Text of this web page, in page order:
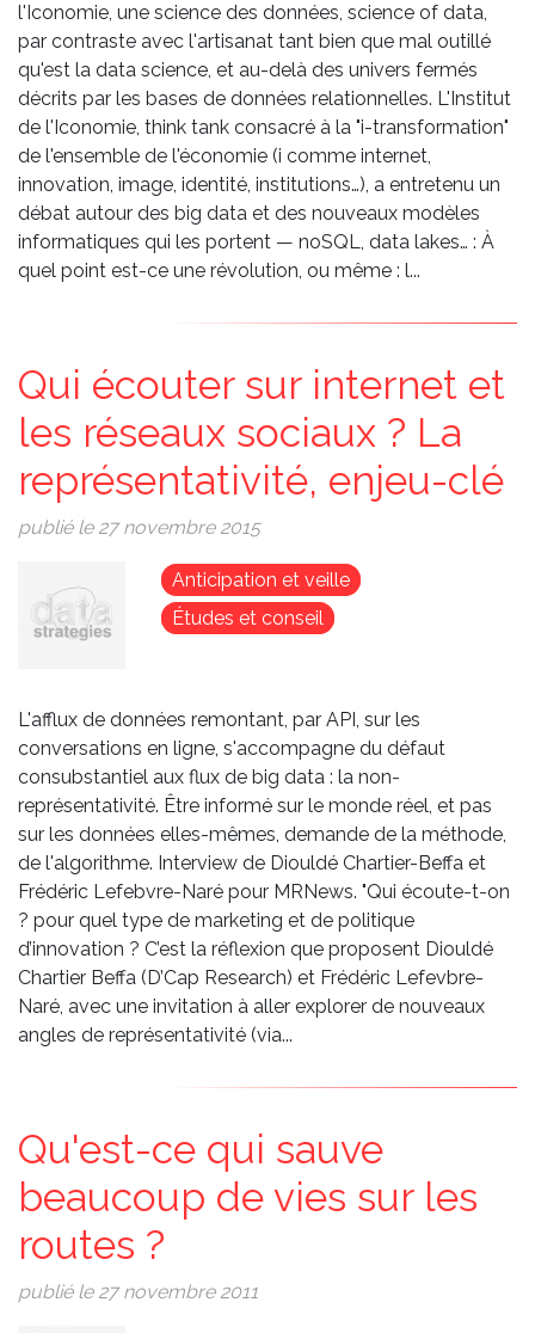
l'Iconomie, une science des données, science of data,
par contraste avec l'artisanat tant bien que mal outillé
qu'est la data science, et au-delà des univers fermés
décrits par les bases de données relationnelles. L'Institut
de l'Iconomie, think tank consacré à la "i-transformation"
de l'ensemble de l'économie (i comme internet,
innovation, image, identité, institutions…), a entretenu un
débat autour des big data et des nouveaux modèles
informatiques qui les portent — noSQL, data lakes… : À
quel point est-ce une révolution, ou même : l...
Qui écouter sur internet et
les réseaux sociaux ? La
représentativité, enjeu-clé
publié le 27 novembre 2015
Anticipation et veille
Études et conseil
L'afflux de données remontant, par API, sur les
conversations en ligne, s'accompagne du défaut
consubstantiel aux flux de big data : la non-
représentativité. Être informé sur le monde réel, et pas
sur les données elles-mêmes, demande de la méthode,
de l'algorithme. Interview de Diouldé Chartier-Beffa et
Frédéric Lefebvre-Naré pour MRNews. "Qui écoute-t-on
? pour quel type de marketing et de politique
d’innovation ? C’est la réflexion que proposent Diouldé
Chartier Beffa (D’Cap Research) et Frédéric Lefevbre-
Naré, avec une invitation à aller explorer de nouveaux
angles de représentativité (via...
Qu'est-ce qui sauve
beaucoup de vies sur les
routes ?
publié le 27 novembre 2011